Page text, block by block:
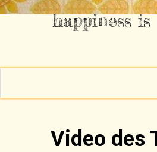
happiness
Video des